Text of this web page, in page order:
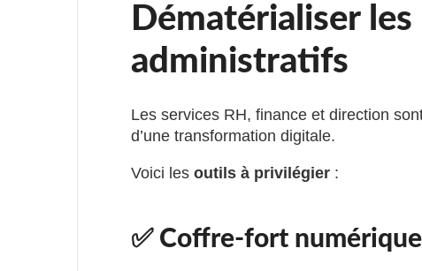
Dématérialiser
administratifs
Les services RH, finance et direction
d’une transformation digitale.
Voici les outils à privilégier :
✅ Coffre-fort numérique